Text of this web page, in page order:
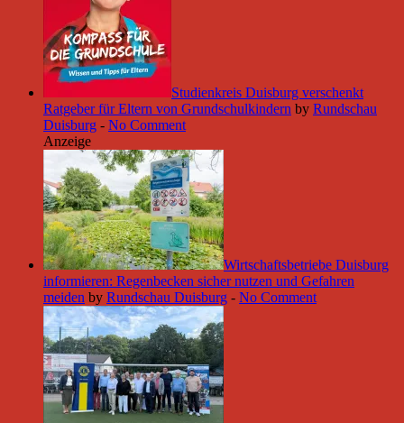
Studienkreis Duisburg verschenkt
Ratgeber für Eltern von Grundschulkindern by Rundschau
Duisburg - No Comment
Anzeige
Wirtschaftsbetriebe Duisburg
informieren: Regenbecken sicher nutzen und Gefahren
meiden by Rundschau Duisburg - No Comment